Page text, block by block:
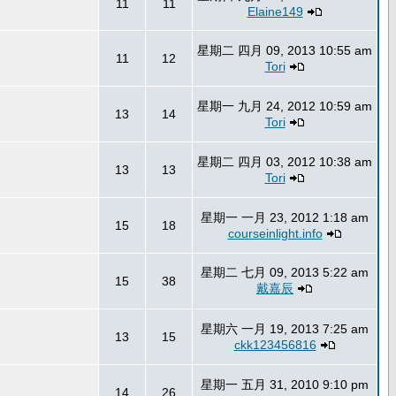
11 11
Elaine149
11 12
星期二 四月 09, 2013 10:55 am
Tori
13 14
星期一 九月 24, 2012 10:59 am
Tori
13 13
星期二 四月 03, 2012 10:38 am
Tori
15 18
星期一 一月 23, 2012 1:18 am
courseinlight.info
15 38
星期二 七月 09, 2013 5:22 am
戴嘉辰
13 15
星期六 一月 19, 2013 7:25 am
ckk123456816
14 26
星期一 五月 31, 2010 9:10 pm